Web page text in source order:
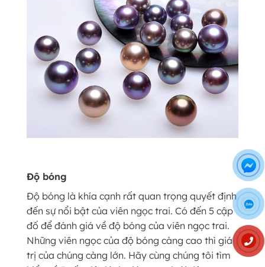
Độ bóng
Độ bóng là khía cạnh rất quan trọng quyết định
đến sự nổi bật của viên ngọc trai. Có đến 5 cập
đố để đánh giá về độ bóng của viên ngọc trai.
Những viên ngọc của độ bóng càng cao thì giá
trị của chúng càng lớn. Hãy cùng chúng tôi tìm